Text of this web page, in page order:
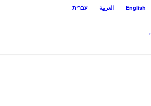
English العربية עברית